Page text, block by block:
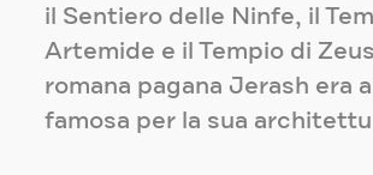
il Sentiero delle Ninfe, il
Artemide e il Tempio di
romana pagana Jerash era
famosa per la sua